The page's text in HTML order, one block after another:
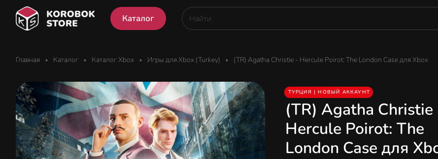
Каталог
Главная Каталог Каталог Xbox Игры для Xbox (Turkey) (TR) Agatha Christie - Hercule Poirot: The London Case для Xbox
ТУРЦИЯ | НОВЫЙ АККАУНТ
(TR) Agatha Christie
Hercule Poirot: The
London Case для